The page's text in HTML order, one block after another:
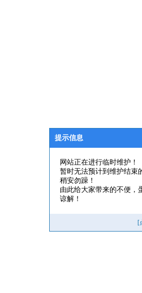
提示信息
网站正在进行临时维护！
暂时无法预计到维护结束
稍安勿躁！
由此给大家带来的不便，
谅解！
[